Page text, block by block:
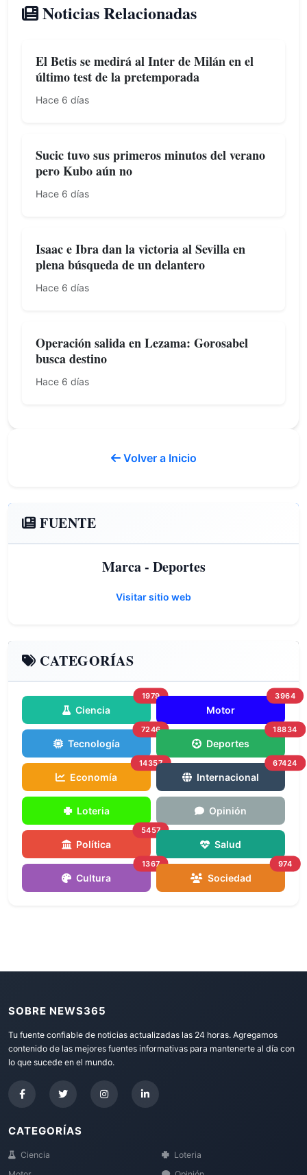
Noticias Relacionadas
El Betis se medirá al Inter de Milán en el
último test de la pretemporada
Hace 6 días
Sucic tuvo sus primeros minutos del verano
pero Kubo aún no
Hace 6 días
Isaac e Ibra dan la victoria al Sevilla en
plena búsqueda de un delantero
Hace 6 días
Operación salida en Lezama: Gorosabel
busca destino
Hace 6 días
Volver a Inicio
FUENTE
Marca - Deportes
Visitar sitio web
CATEGORÍAS
Ciencia
1979
Motor
3964
Tecnología
7246
Deportes
18834
Economía
14357
Internacional
67424
Loteria Opinión
Política
5457
Salud
Cultura
1367
Sociedad
974
SOBRE NEWS365
Tu fuente confiable de noticias actualizadas las 24 horas. Agregamos
contenido de las mejores fuentes informativas para mantenerte al día con
lo que sucede en el mundo.
CATEGORÍAS
Ciencia
Loteria